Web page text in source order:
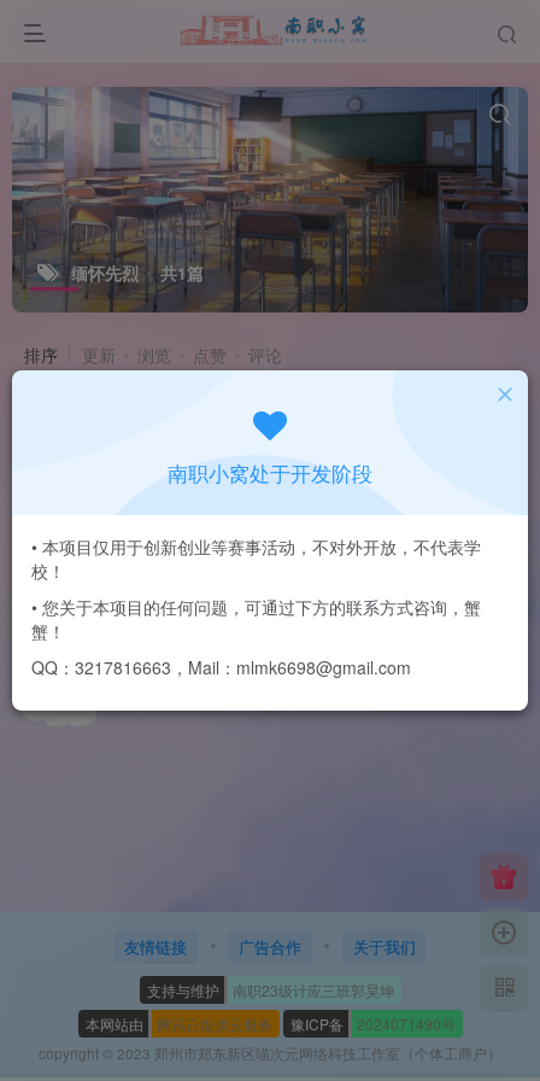
缅怀先烈 共1篇
排序 更新 浏览 点赞 评论
团日活动|校团委开展“缅怀革
命先烈，传承革命精神”清明祭
英烈活动
学院文章
2年前 6
友情链接 广告合作 关于我们
支持与维护
南职23级计应三班郭昊坤
本网站由
腾讯云提供云服务 豫ICP备 2024071490号
copyright © 2023 郑州市郑东新区喵次元网络科技工作室（个体工商户）
南职小窝处于开发阶段
• 本项目仅用于创新创业等赛事活动，不对外开放，不代表学
校！
• 您关于本项目的任何问题，可通过下方的联系方式咨询，蟹
蟹！
QQ：3217816663，Mail：mlmk6698@gmail.com